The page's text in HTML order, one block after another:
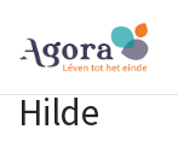
Hilde